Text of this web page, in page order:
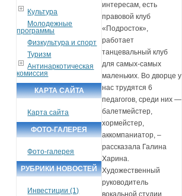
Культура
Молодежные
программы
Физкультура и спорт
Туризм
Антинаркотическая
комиссия
КАРТА САЙТА
Карта сайта
ФОТО-ГАЛЕРЕЯ
Фото-галерея
РУБРИКИ НОВОСТЕЙ
Инвестиции (1)
интересам, есть
правовой клуб
«Подросток»,
работает
танцевальный клуб
для самых-самых
маленьких. Во дворце у
нас трудятся 6
педагогов, среди них —
балетмейстер,
хормейстер,
аккомпаниатор, –
рассказала Галина
Харина.
Художественный
руководитель